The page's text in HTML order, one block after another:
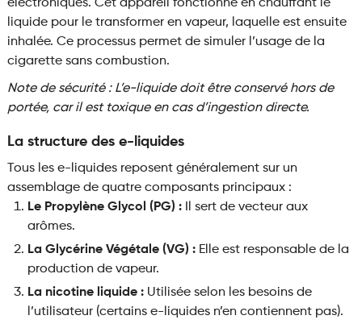
électroniques. Cet appareil fonctionne en chauffant le
liquide pour le transformer en vapeur, laquelle est ensuite
inhalée. Ce processus permet de simuler l’usage de la
cigarette sans combustion.
Note de sécurité : L’e-liquide doit être conservé hors de
portée, car il est toxique en cas d’ingestion directe.
La structure des e-liquides
Tous les e-liquides reposent généralement sur un
assemblage de quatre composants principaux :
Le Propylène Glycol (PG) :Il sert de vecteur aux
arômes.
La Glycérine Végétale (VG) :Elle est responsable de la
production de vapeur.
La nicotine liquide :Utilisée selon les besoins de
l’utilisateur (certains e-liquides n’en contiennent pas).